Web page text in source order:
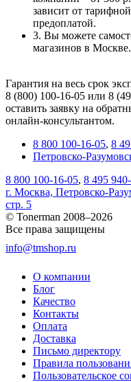
зависит от
предоплатой.
3. Вы можете
магазинов в Москве.
Гарантия на весь срок
8 (800) 100-16-05 или 8
оставить заявку на
онлайн-консультантом.
8 800 100-16-05, 8
Петровско-
8 800 100-16-05, 8 495
г. Москва, Петровско-
стр. 5
© Tonerman 2008–2026
Все права защищены
info@tmshop.ru
О компании
Блог
Качество
Контакты
Оплата
Доставка
Письмо директору
Правила
Пользовательское